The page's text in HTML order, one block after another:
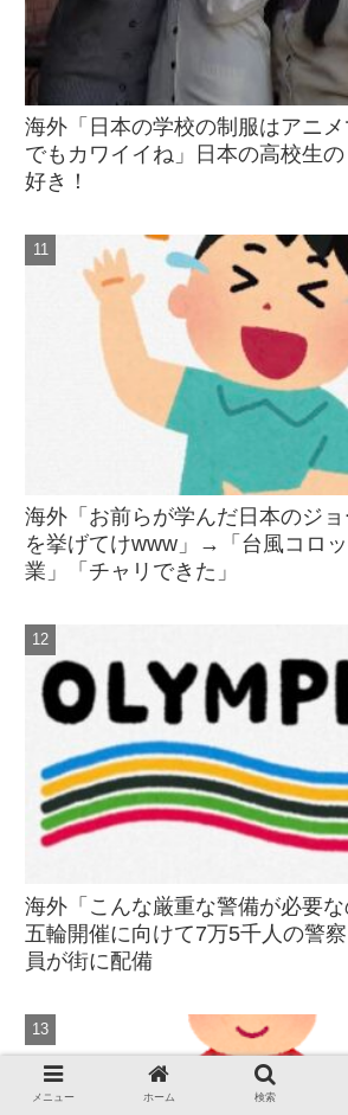
海外「日本の学校の制服はアニ
でもカワイイね」日本の高校生
好き！
海外「お前らが学んだ日本のジ
を挙げてけwww」→「台風コロ
業」「チャリできた」
海外「こんな厳重な警備が必要
五輪開催に向けて7万5千人の警
員が街に配備
メニュー ホーム 検索